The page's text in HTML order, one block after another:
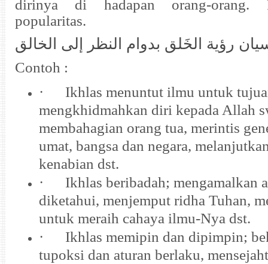
dirinya di hadapan orang-orang.
popularitas.
رؤية الخَلق بدوام النظر إلى الخالق
Contoh :
·
Ikhlas menuntut ilmu untuk
mengkhidmahkan diri kepada Allah
membahagian orang tua, merintis
umat, bangsa dan negara,
kenabian dst.
·
Ikhlas beribadah; mengamalkan
diketahui, menjemput ridha Tuhan,
untuk meraih cahaya ilmu-Nya dst.
·
Ikhlas memipin dan dipimpin;
tupoksi dan aturan berlaku,